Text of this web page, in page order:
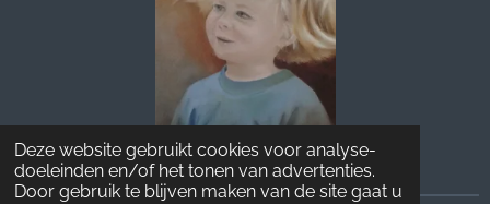
Deze website gebruikt cookies voor analyse-
doeleinden en/of het tonen van advertenties.
Door gebruik te blijven maken van de site gaat u